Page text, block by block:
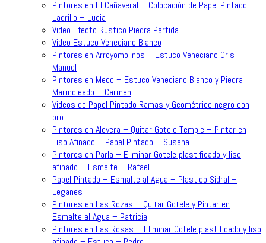
Pintores en El Cañaveral – Colocación de Papel Pintado
Ladrillo – Lucia
Video Efecto Rustico Piedra Partida
Video Estuco Veneciano Blanco
Pintores en Arroyomolinos – Estuco Veneciano Gris –
Manuel
Pintores en Meco – Estuco Veneciano Blanco y Piedra
Marmoleado – Carmen
Videos de Papel Pintado Ramas y Geométrico negro con
oro
Pintores en Alovera – Quitar Gotele Temple – Pintar en
Liso Afinado – Papel Pintado – Susana
Pintores en Parla – Eliminar Gotele plastificado y liso
afinado – Esmalte – Rafael
Papel Pintado – Esmalte al Agua – Plastico Sidral –
Leganes
Pintores en Las Rozas – Quitar Gotele y Pintar en
Esmalte al Agua – Patricia
Pintores en Las Rosas – Eliminar Gotele plastificado y liso